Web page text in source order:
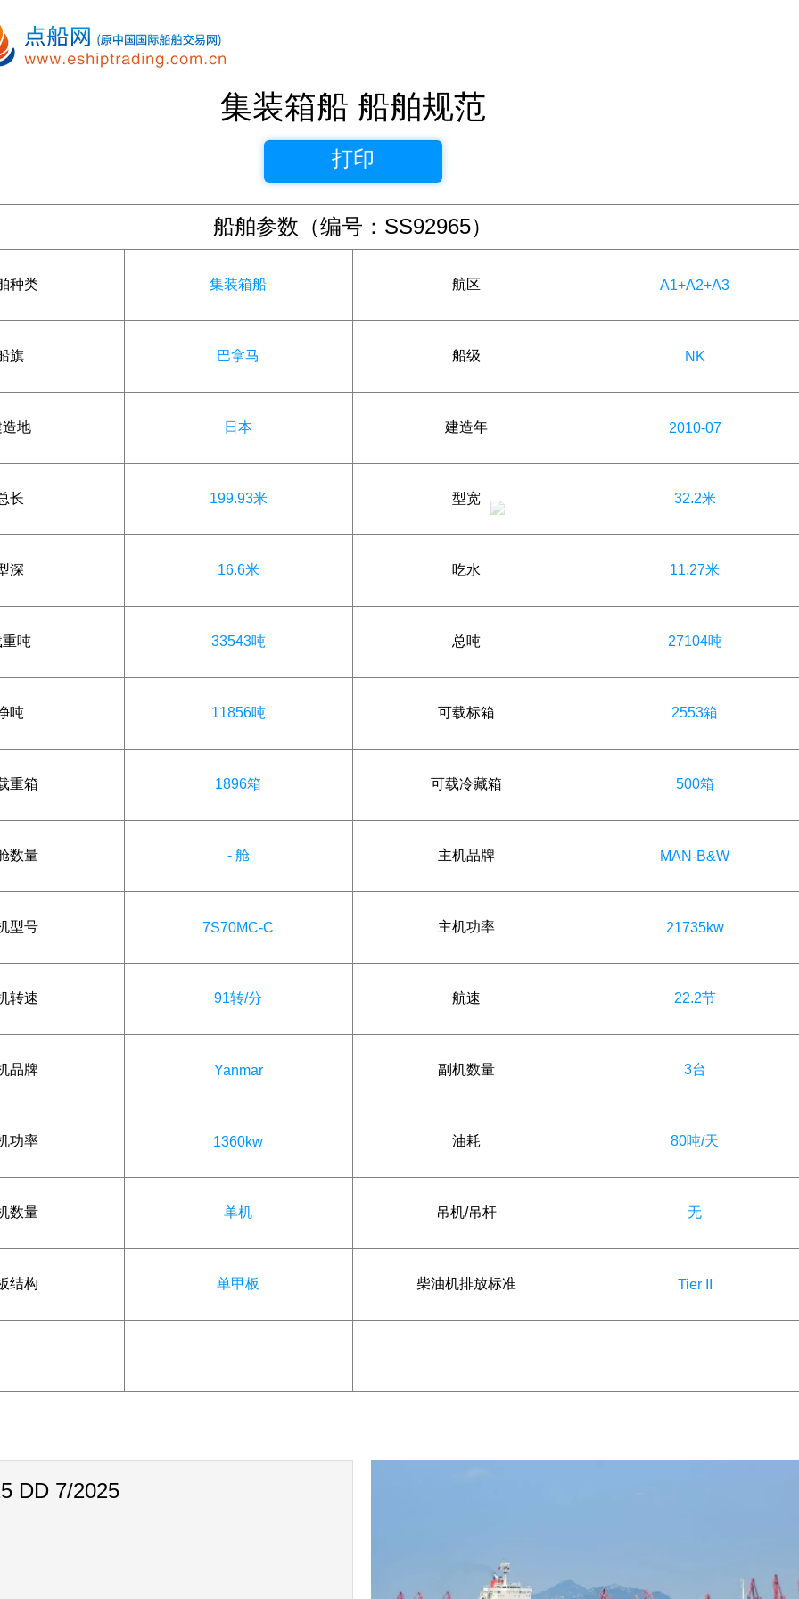
集装箱船 船舶规范
打印
船舶参数（编号：SS92965）
种类 集装箱船 航区 A1+A2+A3
旗 巴拿马 船级 NK
造地 日本 建造年 2010-07
长 199.93米 型宽 32.2米
深 16.6米 吃水 11.27米
重吨 33543吨 总吨 27104吨
吨 11856吨 可载标箱 2553箱
重箱 1896箱 可载冷藏箱 500箱
数量 - 舱 主机品牌 MAN-B&W
型号 7S70MC-C 主机功率 21735kw
转速 91转/分 航速 22.2节
品牌 Yanmar 副机数量 3台
功率 1360kw 油耗 80吨/天
数量 单机 吊机/吊杆 无
结构 单甲板 柴油机排放标准 Tier II
DD 7/2025